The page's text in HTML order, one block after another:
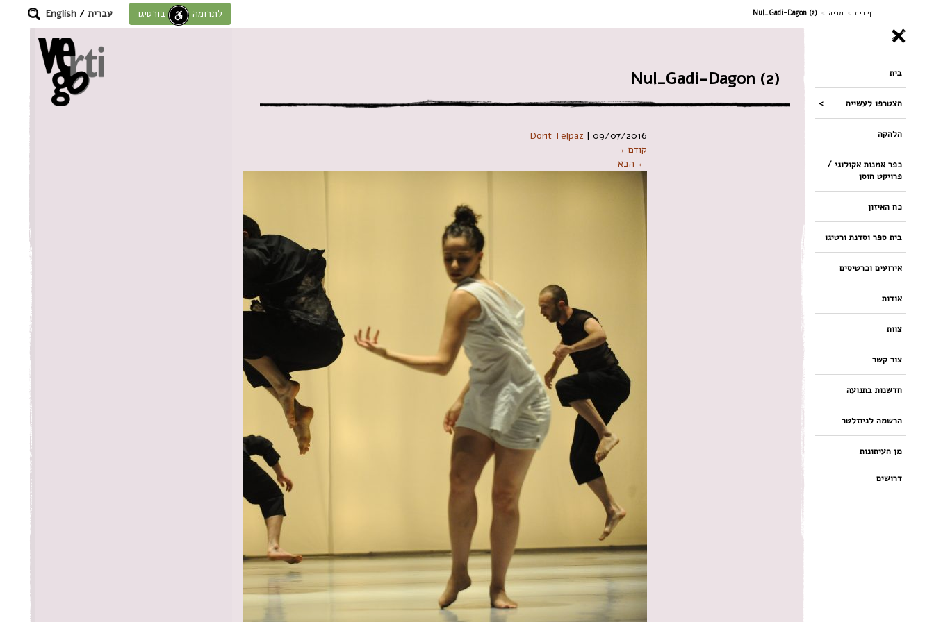
דף בית > מדיה >
Nul_Gadi-Dagon (2) לתרומה לחוסן בורטיגו עברית /
English
בית
הצטרפו לעשייה
הלהקה
כפר אמנות אקולוגי /
פרויקט חוסן
כח האיזון
בית ספר וסדנת ורטיגו
אירועים וכרטיסים
אודות
צוות
צור קשר
חדשנות בתנועה
הרשמה לניוזלטר
מן העיתונות
דרושים
Nul_Gadi-Dagon (2)
Dorit Telpaz |09/07/2016
קודם →
← הבא